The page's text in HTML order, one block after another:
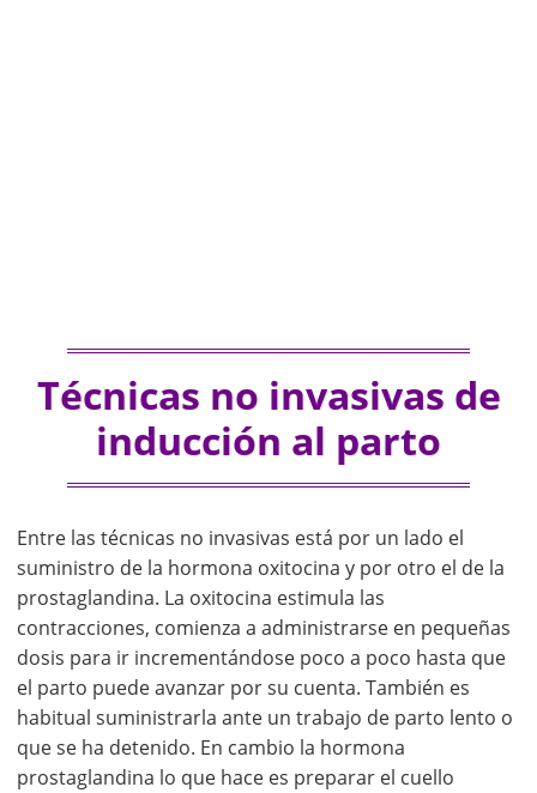
Técnicas no invasivas de
inducción al parto
Entre las técnicas no invasivas está por un lado el
suministro de la hormona oxitocina y por otro el de la
prostaglandina. La oxitocina estimula las
contracciones, comienza a administrarse en pequeñas
dosis para ir incrementándose poco a poco hasta que
el parto puede avanzar por su cuenta. También es
habitual suministrarla ante un trabajo de parto lento o
que se ha detenido. En cambio la hormona
prostaglandina lo que hace es preparar el cuello